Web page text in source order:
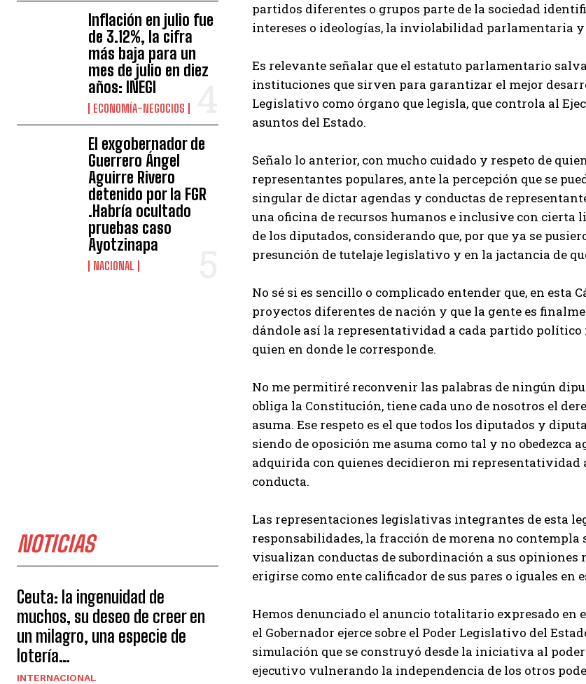
Inflación en julio fue
de 3.12%, la cifra
más baja para un
mes de julio en diez
años: INEGI
ECONOMÍA-NEGOCIOS
El exgobernador de
Guerrero Ángel
Aguirre Rivero
detenido por la FGR
.Habría ocultado
pruebas caso
Ayotzinapa
NACIONAL
NOTICIAS
Ceuta: la ingenuidad de
muchos, su deseo de creer en
un milagro, una especie de
lotería…
INTERNACIONAL
partidos diferentes o grupos parte de la sociedad
intereses o ideologías, la inviolabilidad parlamentaria
Es relevante señalar que el estatuto parlamentario
instituciones que sirven para garantizar el mejor
Legislativo como órgano que legisla, que controla al
asuntos del Estado.
Señalo lo anterior, con mucho cuidado y respeto de
representantes populares, ante la percepción que se
singular de dictar agendas y conductas de
una oficina de recursos humanos e inclusive con cierta
de los diputados, considerando que, por que ya se
presunción de tutelaje legislativo y en la jactancia de
No sé si es sencillo o complicado entender que, en esta
proyectos diferentes de nación y que la gente es
dándole así la representatividad a cada partido político
quien en donde le corresponde.
No me permitiré reconvenir las palabras de ningún
obliga la Constitución, tiene cada uno de nosotros el
asuma. Ese respeto es el que todos los diputados y
siendo de oposición me asuma como tal y no obedezca
adquirida con quienes decidieron mi representatividad
conducta.
Las representaciones legislativas integrantes de esta
responsabilidades, la fracción de morena no
visualizan conductas de subordinación a sus
erigirse como ente calificador de sus pares o iguales en
Hemos denunciado el anuncio totalitario expresado en
el Gobernador ejerce sobre el Poder Legislativo del
simulación que se construyó desde la iniciativa al
ejecutivo vulnerando la independencia de los otros